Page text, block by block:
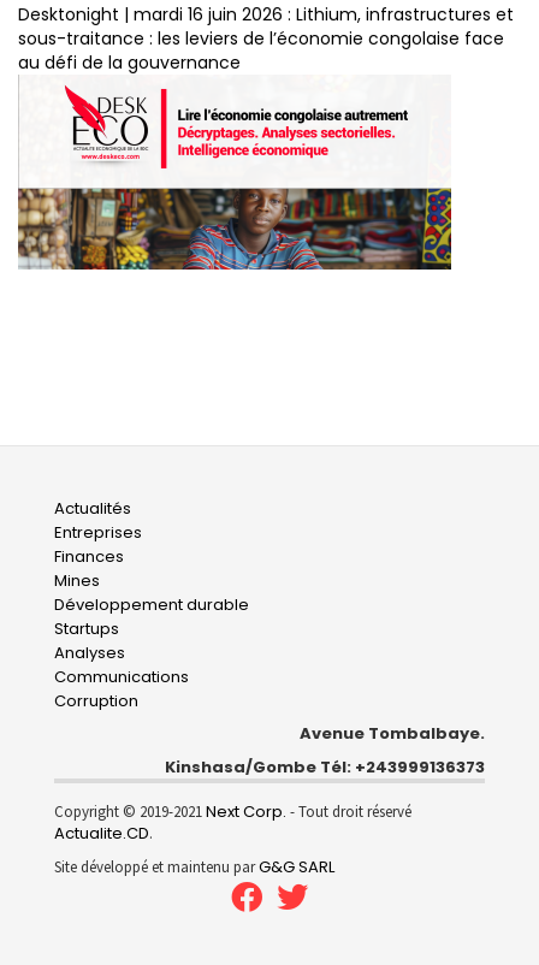
Desktonight | mardi 16 juin 2026 : Lithium, infrastructures et
sous-traitance : les leviers de l’économie congolaise face
au défi de la gouvernance
Main
navigation
Actualités
Entreprises
Finances
Mines
Développement durable
Startups
Analyses
Communications
Corruption
Avenue Tombalbaye.
Kinshasa/Gombe Tél: +243999136373
Copyright © 2019-2021Next Corp. - Tout droit réservé
Actualite.CD.
Site développé et maintenu parG&G SARL